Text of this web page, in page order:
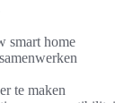
smart home
te maken